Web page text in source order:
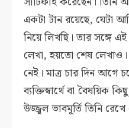
একটা টান রয়েছে, যেটা
নিয়ে লিখছি। তার সঙ্গে
লেখা, হয়তো শেষ
নেই। মাত্র চার দিন আগে
ব্যক্তিস্বার্থে বা বৈষয়িক
উজ্জ্বল ভাবমূর্তি তিনি